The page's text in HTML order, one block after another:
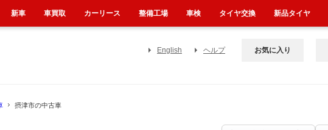
English ヘルプ お気に入り
摂津市の中古車
新車 車買取 カーリース 整備工場 車検 タイヤ交換 新品タイヤ